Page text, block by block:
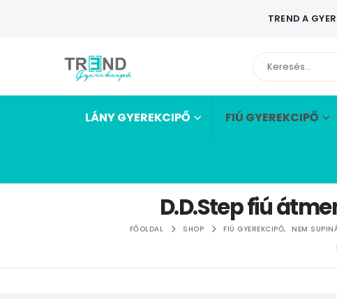
TREND A
LÁNY GYEREKCIPŐ FIÚ GYEREKCIPŐ
D.D.Step fiú
FŐOLDAL SHOP FIÚ GYEREKCIPŐ, NEM